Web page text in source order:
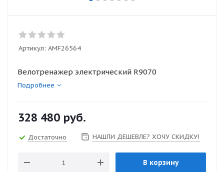
Артикул: AMF26564
Велотренажер электрический R9070
Подробнее
328 480 руб.
Достаточно НАШЛИ ДЕШЕВЛЕ? ХОЧУ СКИДКУ!
В корзину